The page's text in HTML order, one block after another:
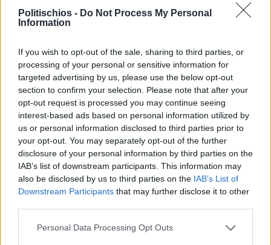
Politischios - Do Not Process My Personal
Information
If you wish to opt-out of the sale, sharing to third parties, or
processing of your personal or sensitive information for
targeted advertising by us, please use the below opt-out
section to confirm your selection. Please note that after your
opt-out request is processed you may continue seeing
interest-based ads based on personal information utilized by
us or personal information disclosed to third parties prior to
your opt-out. You may separately opt-out of the further
disclosure of your personal information by third parties on the
IAB’s list of downstream participants. This information may
also be disclosed by us to third parties on the IAB’s List of
Downstream Participants that may further disclose it to other
Personal Data Processing Opt Outs
Πριν 3 ημέρες
Ο καιρός στη Χίο, σήμερα 3 Αυγούστου 2026
Διαφήμιση